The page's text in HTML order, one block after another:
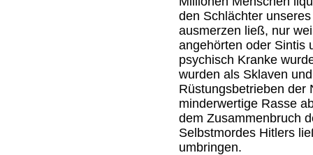
den Schlächter
ausmerzen ließ, nur
angehörten oder Sintis
psychisch Kranke
wurden als Sklaven
Rüstungsbetrieben der
minderwertige Rasse
dem Zusammenbruch
Selbstmordes Hitlers
umbringen.